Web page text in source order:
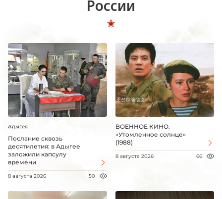
России
Адыгея
Послание сквозь
десятилетия: в Адыгее
заложили капсулу
времени
8 августа 2026 50
ВОЕННОЕ КИНО.
«Утомленное солнце»
(1988)
8 августа 2026 66